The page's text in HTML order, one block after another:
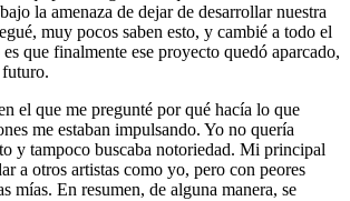
la amenaza de dejar de desarrollar nuestra
muy pocos saben esto, y cambié a todo el
que finalmente ese proyecto quedó aparcado,
futuro.
el que me pregunté por qué hacía lo que
me estaban impulsando. Yo no quería
y tampoco buscaba notoriedad. Mi principal
a otros artistas como yo, pero con peores
mías. En resumen, de alguna manera, se